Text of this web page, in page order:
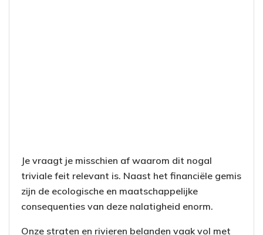
Je vraagt je misschien af waarom dit nogal
triviale feit relevant is. Naast het financiële gemis
zijn de ecologische en maatschappelijke
consequenties van deze nalatigheid enorm.
Onze straten en rivieren belanden vaak vol met